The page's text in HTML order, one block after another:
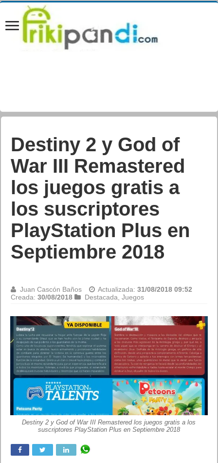
Destiny 2 y God of
War III Remastered
los juegos gratis a
los suscriptores
PlayStation Plus en
Septiembre 2018
Juan Cascón Baños Actualizada:31/08/2018 09:52
Creada:30/08/2018 Destacada ,Juegos
Destiny 2 y God of War III Remastered los juegos gratis a los
suscriptores PlayStation Plus en Septiembre 2018